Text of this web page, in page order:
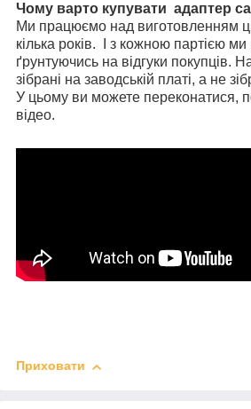
Чому варто купувати адаптер
Ми працюємо над виготовленням
кілька років. І з кожною партією
ґрунтуючись на відгуки покупців.
зібрані на заводській платі, а не
У цьому ви можете переконатися,
відео.
Приховати